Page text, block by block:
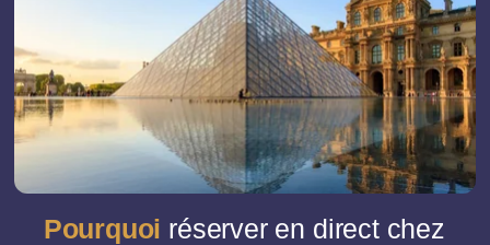
Pourquoi réserver en direct chez